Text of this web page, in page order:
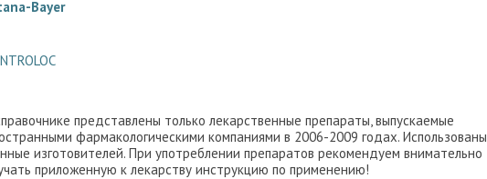
Bayer
представлены только лекарственные препараты, выпускаемые
фармакологическими компаниями в 2006-2009 годах. Использованы
изготовителей. При употреблении препаратов рекомендуем внимательно
приложенную к лекарству инструкцию по применению!